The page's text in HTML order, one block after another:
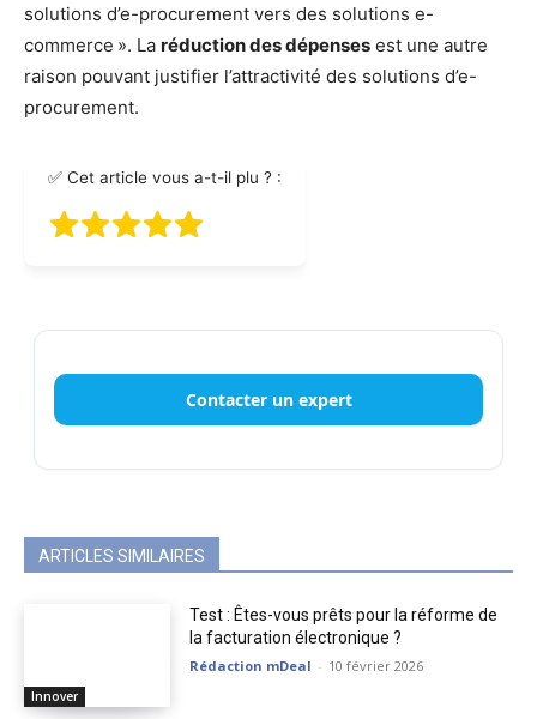
solutions d’e-procurement vers des solutions e-
commerce ». La réduction des dépenses est une autre
raison pouvant justifier l’attractivité des solutions d’e-
procurement.
✅ Cet article vous a-t-il plu ? :
Contacter un expert
ARTICLES SIMILAIRES
Innover
Test : Êtes-vous prêts pour la réforme de
la facturation électronique ?
Rédaction mDeal - 10 février 2026